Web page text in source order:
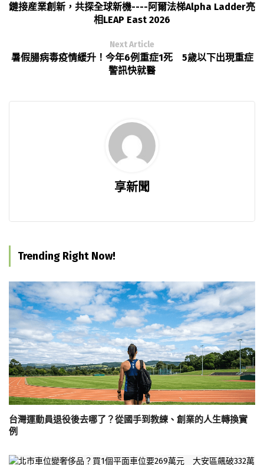
鏈接産業創新，共探全球新機----阿爾法梯Alpha Ladder亮
相LEAP East 2026
Next Article
暑假腸病毒疫情緩升！今年6例重症1死 5歲以下出現重症
警訊快就醫
享新聞
Trending Right Now!
台灣運動員退役後去哪了？從國手到教練、創業的人生轉換實
例